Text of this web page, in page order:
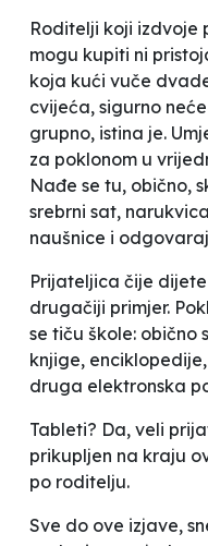
Roditelji koji izdvoje
mogu kupiti ni
koja kući vuče
cvijeća, sigurno
grupno, istina je.
za poklonom u
Nađe se tu, obično,
srebrni sat,
naušnice i
Prijateljica čije
drugačiji primjer.
se tiču škole: obično
knjige,
druga elektronska
Tableti? Da, veli
prikupljen na kraju
po roditelju.
Sve do ove izjave,